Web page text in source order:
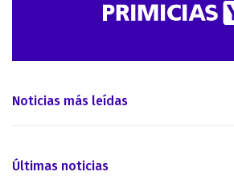
Noticias más leídas
Últimas noticias